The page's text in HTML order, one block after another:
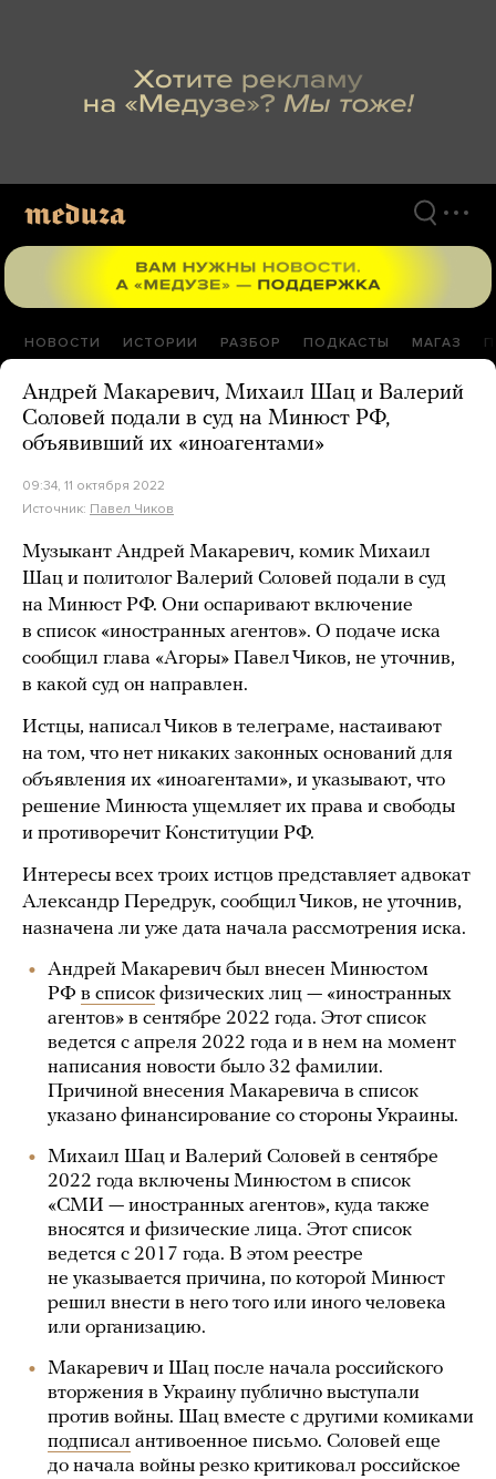
НОВОСТИ ИСТОРИИ РАЗБОР ПОДКАСТЫ МАГАЗ
Андрей Макаревич, Михаил Шац и Валерий
Соловей подали в суд на Минюст РФ,
объявивший их «иноагентами»
09:34, 11 октября 2022
Источник: Павел Чиков
Музыкант Андрей Макаревич, комик Михаил
Шац и политолог Валерий Соловей подали в суд
на Минюст РФ. Они оспаривают включение
в список «иностранных агентов». О подаче иска
сообщил глава «Агоры» Павел Чиков, не уточнив,
в какой суд он направлен.
Истцы, написал Чиков в телеграме, настаивают
на том, что нет никаких законных оснований для
объявления их «иноагентами», и указывают, что
решение Минюста ущемляет их права и свободы
и противоречит Конституции РФ.
Интересы всех троих истцов представляет адвокат
Александр Передрук, сообщил Чиков, не уточнив,
назначена ли уже дата начала рассмотрения иска.
Андрей Макаревич был внесен Минюстом
РФ в список физических лиц — «иностранных
агентов» в сентябре 2022 года. Этот список
ведется с апреля 2022 года и в нем на момент
написания новости было 32 фамилии.
Причиной внесения Макаревича в список
указано финансирование со стороны Украины.
Михаил Шац и Валерий Соловей в сентябре
2022 года включены Минюстом в список
«СМИ — иностранных агентов», куда также
вносятся и физические лица. Этот список
ведется с 2017 года. В этом реестре
не указывается причина, по которой Минюст
решил внести в него того или иного человека
или организацию.
Макаревич и Шац после начала российского
вторжения в Украину публично выступали
против войны. Шац вместе с другими комиками
подписал антивоенное письмо. Соловей еще
до начала войны резко критиковал российское